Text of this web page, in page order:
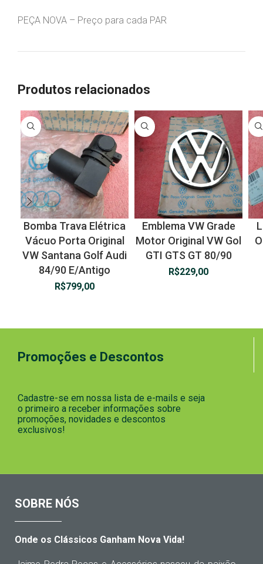
PEÇA NOVA – Preço para cada PAR
Produtos relacionados
Bomba Trava Elétrica
Vácuo Porta Original
VW Santana Golf Audi
84/90 E/Antigo
R$799,00
Emblema VW Grade
Motor Original VW Gol
GTI GTS GT 80/90
R$229,00
Promoções e Descontos
Cadastre-se em nossa lista de e-mails e seja
o primeiro a receber informações sobre
promoções, novidades e descontos
exclusivos!
SOBRE NÓS
Onde os Clássicos Ganham Nova Vida!